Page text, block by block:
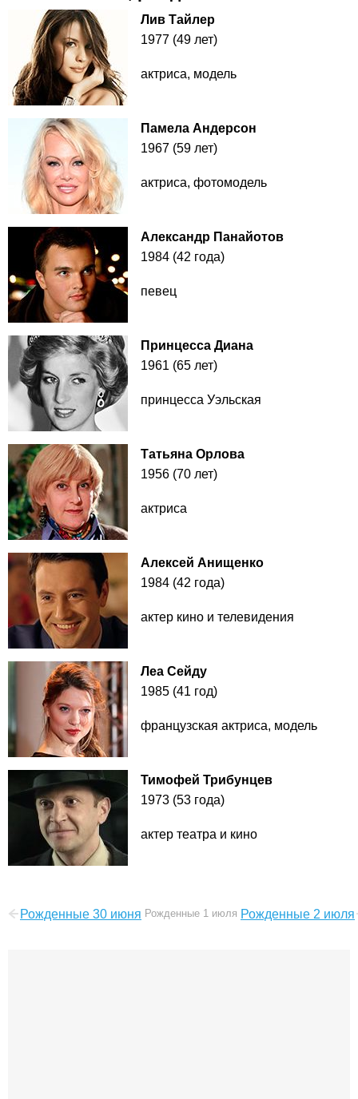
Лив Тайлер
1977 (49 лет)
актриса, модель
Памела Андерсон
1967 (59 лет)
актриса, фотомодель
Александр Панайотов
1984 (42 года)
певец
Принцесса Диана
1961 (65 лет)
принцесса Уэльская
Татьяна Орлова
1956 (70 лет)
актриса
Алексей Анищенко
1984 (42 года)
актер кино и телевидения
Леа Сейду
1985 (41 год)
французская актриса, модель
Тимофей Трибунцев
1973 (53 года)
актер театра и кино
Рожденные 30 июня Рожденные 1 июля Рожденные 2 июля